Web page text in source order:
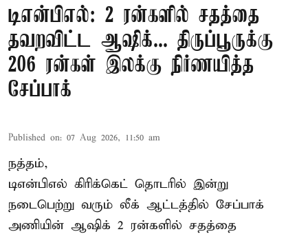
டிஎன்பிஎல்: 2 ரன்களில் சதத்தை
தவறவிட்ட ஆஷிக்... திருப்பூருக்கு
206 ரன்கள் இலக்கு நிர்ணயித்த
சேப்பாக்
Published on: 07 Aug 2026, 11:50 am
நத்தம்,
டிஎன்பிஎல் கிரிக்கெட் தொடரில் இன்று
நடைபெற்று வரும் லீக் ஆட்டத்தில் சேப்பாக்
அணியின் ஆஷிக் 2 ரன்களில் சதத்தை